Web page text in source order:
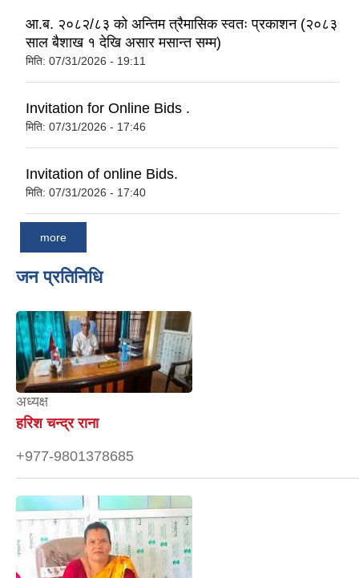
आ.ब. २०८२/८३ को अन्तिम त्रैमासिक स्वतः प्रकाशन (२०८३
साल बैशाख १ देखि असार मसान्त सम्म)
मिति: 07/31/2026 - 19:11
Invitation for Online Bids .
मिति: 07/31/2026 - 17:46
Invitation of online Bids.
मिति: 07/31/2026 - 17:40
more
जन प्रतिनिधि
अध्यक्ष
हरिश चन्द्र राना
+977-9801378685